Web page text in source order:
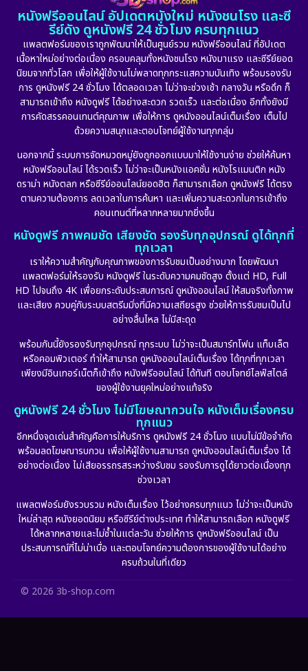
Detective สืบสวน (5)
Detective สืบสวน (56)
Disaster (10)
Disney+ (23)
Drama ดราม่า (887)
Dystopian (17)
Emotional (101)
Epic มหากาพย์ (17)
Erotic (10)
Fantasy จินตนาการ (256)
Film
Gothic (6)
HBO GO (11)
HBO Max (2)
Healing
Heist (7)
1974
1971 1962
หนังฟรีออนไลน์ อัปเดตหนังใหม่ หนังชนโรง และซี
รีย์ดัง ดูหนังฟรี 24 ชั่วโมง ครบทุกแนว
แพลตฟอร์มของเราถูกพัฒนาให้เป็นศูนย์รวม หนังฟรีออนไลน์ ที่อัปเดต
เนื้อหาใหม่อย่างต่อเนื่อง ครอบคลุมทั้งหนังชนโรง หนังมาแรง และซีรีย์ยอด
นิยมจากทั่วโลก เพื่อให้ผู้ใช้งานไม่พลาดทุกกระแสความบันเทิง พร้อมรองรับ
การ ดูหนังฟรี 24 ชั่วโมง ได้ตลอดเวลา ไม่ว่าจะช่วงเช้า กลางวัน หรือดึก ก็
สามารถเข้าถึง หนังดูฟรี ได้อย่างสะดวก รวดเร็ว และต่อเนื่อง อีกทั้งยังมี
การคัดสรรคอนเทนต์คุณภาพ เพื่อให้การ ดูหนังออนไลน์เต็มเรื่อง เต็มไป
ด้วยความสนุกและตอบโจทย์ผู้ใช้งานทุกกลุ่ม
นอกจากนี้ ระบบการจัดหมวดหมู่ยังถูกออกแบบมาให้ใช้งานง่าย ช่วยให้ค้นหา
หนังฟรีออนไลน์ ได้รวดเร็ว ไม่ว่าจะเป็นหนังแอคชั่น หนังโรแมนติก หนัง
ดราม่า หนังตลก หรือซีรีย์ออนไลน์ยอดฮิต ก็สามารถเลือก ดูหนังฟรี ได้ตรง
ตามความต้องการ ลดเวลาในการค้นหา และเพิ่มความสะดวกในการเข้าถึง
คอนเทนต์ที่หลากหลายมากยิ่งขึ้น
หนังดูฟรี ภาพคมชัด เสียงชัด รองรับทุกอุปกรณ์ ดูได้ทุกที่
ทุกเวลา
เราให้ความสำคัญกับคุณภาพของการรับชมเป็นอย่างมาก โดยพัฒนา
แพลตฟอร์มให้รองรับ หนังดูฟรี ในระดับความคมชัดสูง ตั้งแต่ HD, Full
HD ไปจนถึง 4K เพื่อยกระดับประสบการณ์ ดูหนังออนไลน์ ให้สมจริงทั้งภาพ
และเสียง ควบคู่กับระบบสตรีมมิ่งที่มีความเสถียรสูง ช่วยให้การรับชมเป็นไป
อย่างลื่นไหล ไม่มีสะดุด
พร้อมกันนี้ยังรองรับทุกอุปกรณ์ ทุกระบบ ไม่ว่าจะเป็นสมาร์ทโฟน แท็บเล็ต
หรือคอมพิวเตอร์ ทำให้สามารถ ดูหนังออนไลน์เต็มเรื่อง ได้ทุกที่ทุกเวลา
เพียงมีอินเทอร์เน็ตก็เข้าถึง หนังฟรีออนไลน์ ได้ทันที ตอบโจทย์ไลฟ์สไตล์
ของผู้ใช้งานยุคใหม่อย่างแท้จริง
ดูหนังฟรี 24 ชั่วโมง ไม่มีโฆษณากวนใจ หนังเต็มเรื่องครบ
ทุกแนว
อีกหนึ่งจุดเด่นสำคัญคือการให้บริการ ดูหนังฟรี 24 ชั่วโมง แบบไม่มีข้อจำกัด
พร้อมลดโฆษณารบกวน เพื่อให้ผู้ใช้งานสามารถ ดูหนังออนไลน์เต็มเรื่อง ได้
อย่างต่อเนื่อง ไม่เสียอรรถรสระหว่างรับชม รองรับการดูได้ยาวต่อเนื่องทุก
ช่วงเวลา
แพลตฟอร์มยังรวบรวม หนังเต็มเรื่อง ไว้อย่างครบทุกแนว ไม่ว่าจะเป็นหนัง
ใหม่ล่าสุด หนังยอดนิยม หรือซีรีย์ต่างประเทศ ทำให้สามารถเลือก หนังดูฟรี
ได้หลากหลายและไม่ซ้ำในแต่ละวัน ช่วยให้การ ดูหนังฟรีออนไลน์ เป็น
ประสบการณ์ที่ไม่น่าเบื่อ และตอบโจทย์ความต้องการของผู้ใช้งานได้อย่าง
ครบถ้วนในที่เดียว
© 2026 3b-shop.com